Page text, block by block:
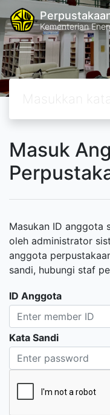
Kementerian
Masuk
Masukan ID anggota
oleh administrator
anggota
sandi, hubungi staf
ID Anggota
Kata Sandi